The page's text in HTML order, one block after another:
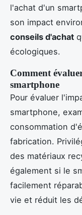
l'achat d'un
son impact
conseils d'achat
écologiques.
Comment
smartphone
Pour évaluer
smartphone,
consommation
fabrication.
des matériaux
également si le
facilement
vie et réduit les